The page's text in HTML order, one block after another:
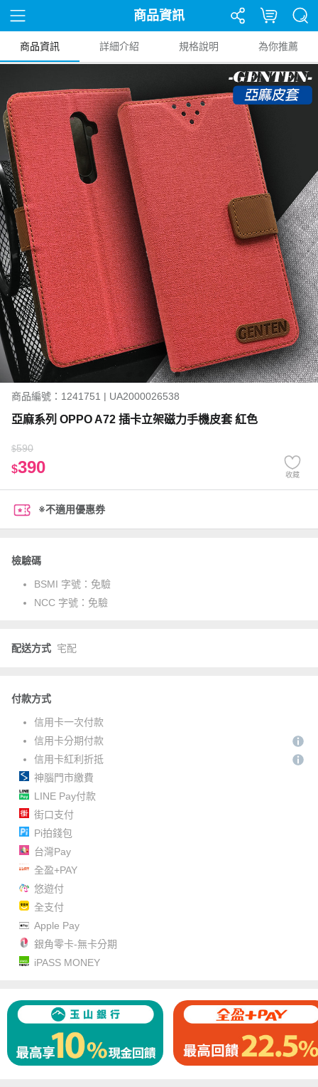
商品資訊
商品資訊 詳細介紹 規格說明 為你推薦
商品編號：1241751 | UA2000026538
亞麻系列 OPPO A72 插卡立架磁力手機皮套 紅色
$590
$390 收藏
※不適用優惠券
檢驗碼
BSMI 字號： 免驗
NCC 字號： 免驗
配送方式 宅配
付款方式
信用卡一次付款
信用卡分期付款
信用卡紅利折抵
神腦門市繳費
LINE Pay付款
街口支付
Pi拍錢包
台灣Pay
全盈+PAY
悠遊付
全支付
Apple Pay
銀角零卡-無卡分期
iPASS MONEY